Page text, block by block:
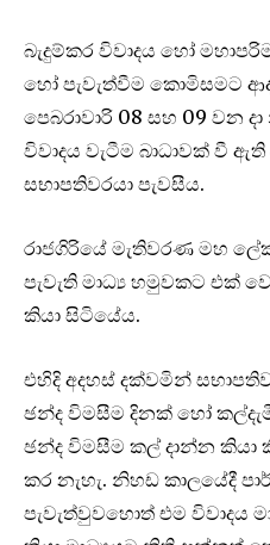
බැදුම්කර විවාදය හෝ
හෝ පැවැත්වීම කොමිසමට
පෙබරාවාරි 08 සහ 09 වන
විවාදය වැටීම බාධාවක් වී
සභාපතිවරයා පැවසීය.
රාජගිරියේ මැතිවරණ මහ
පැවැති මාධ්‍ය හමුවකට එක්
කියා සිටියේය.
එහිදි අදහස් දක්වමින්
ඡන්ද විමසීම දිනක් හෝ
ඡන්ද විමසීම කල් දාන්න
කර නැහැ. නිහඩ කාලයේදී
පැවැත්වුවහොත් එම විවාදය